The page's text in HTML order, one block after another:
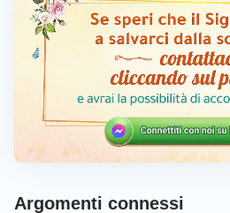
Argomenti connessi